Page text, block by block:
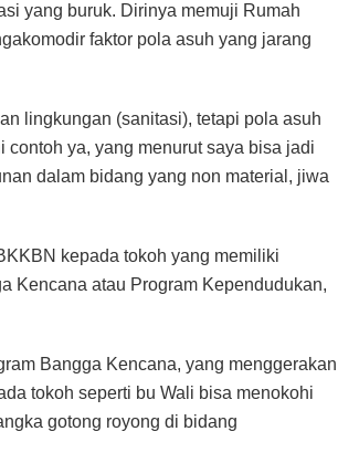
yang buruk. Dirinya memuji Rumah
faktor pola asuh yang jarang
lingkungan (sanitasi), tetapi pola asuh
ya, yang menurut saya bisa jadi
dalam bidang yang non material, jiwa
kepada tokoh yang memiliki
Kencana atau Program Kependudukan,
Bangga Kencana, yang menggerakan
tokoh seperti bu Wali bisa menokohi
gotong royong di bidang